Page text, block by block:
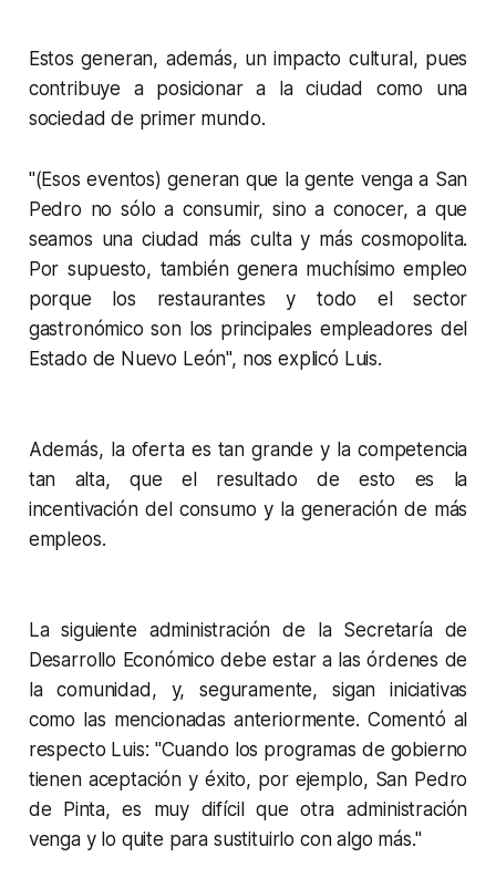
Estos generan, además, un impacto cultural, pues
contribuye a posicionar a la ciudad como una
sociedad de primer mundo.
"(Esos eventos) generan que la gente venga a San
Pedro no sólo a consumir, sino a conocer, a que
seamos una ciudad más culta y más cosmopolita.
Por supuesto, también genera muchísimo empleo
porque los restaurantes y todo el sector
gastronómico son los principales empleadores del
Estado de Nuevo León", nos explicó Luis.
Además, la oferta es tan grande y la competencia
tan alta, que el resultado de esto es la
incentivación del consumo y la generación de más
empleos.
La siguiente administración de la Secretaría de
Desarrollo Económico debe estar a las órdenes de
la comunidad, y, seguramente, sigan iniciativas
como las mencionadas anteriormente. Comentó al
respecto Luis: "Cuando los programas de gobierno
tienen aceptación y éxito, por ejemplo, San Pedro
de Pinta, es muy difícil que otra administración
venga y lo quite para sustituirlo con algo más."